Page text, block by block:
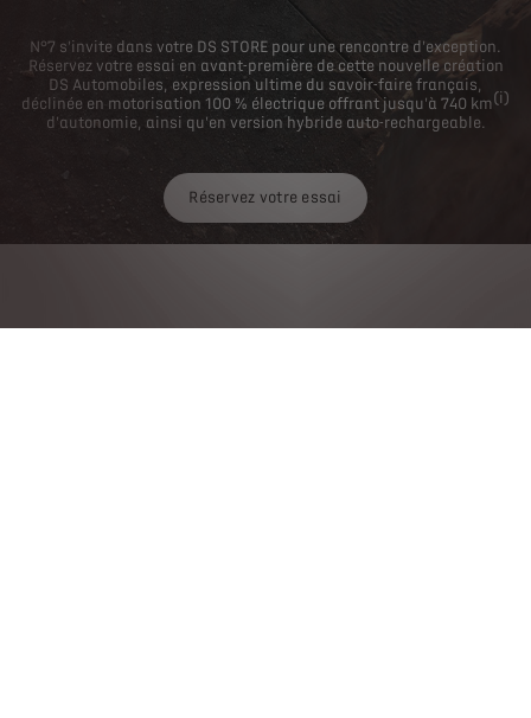
N°7 s'invite dans votre DS STORE pour une rencontre d'exception.
Réservez votre essai en avant-première de cette nouvelle création
DS Automobiles, expression ultime du savoir-faire français,
déclinée en motorisation 100 % électrique offrant jusqu'à 740 km(i)
d'autonomie, ainsi qu'en version hybride auto-rechargeable.
Réservez votre essai